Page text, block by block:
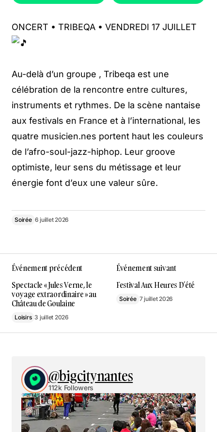
ONCERT • TRIBEQA • VENDREDI 17 JUILLET
Au-delà d’un groupe , Tribeqa est une
célébration de la rencontre entre cultures,
instruments et rythmes. De la scène nantaise
aux festivals en France et à l’international, les
quatre musicien.nes portent haut les couleurs
de l’afro-soul-jazz-hiphop. Leur groove
optimiste, leur sens du métissage et leur
énergie font d’eux une valeur sûre.
Soirée 6 juillet 2026
Événement précédent
Spectacle « Jules Verne, le
voyage extraordinaire » au
Château de Goulaine
Loisirs 3 juillet 2026
Événement suivant
Festival Aux Heures D’été
Soirée 7 juillet 2026
@bigcitynantes
112k Followers